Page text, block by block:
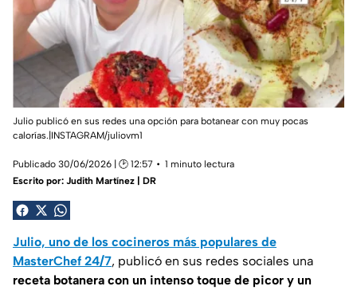
Julio publicó en sus redes una opción para botanear con muy pocas
calorías.|INSTAGRAM/juliovm1
Publicado 30/06/2026 | 🕑 12:57
1 minuto lectura
Escrito por: Judith Martínez | DR
Julio, uno de los cocineros más populares de
MasterChef 24/7, publicó en sus redes sociales una
receta botanera con un intenso toque de picor y un